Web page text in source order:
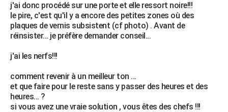
Carte de Noël
Carte Bonne année
Carte Saint-Valentin
Carte Pâques
Carte d'anniversaire
DICTIONNAIRE
Dictionnaire
Biographies
Citations
Expressions
Proverbes
PROGRAMME TV
COPAINS D'AVANT
S'inscrire
Se connecter
Lycées
Collèges
Primaires
Universités
Entreprises
Service militaire
Avis de recherche
AVIS DE DÉCÈS
FORUM
j'ai donc procédé sur une porte et elle ressort noire!!!
le pire, c'est qu'il y a encore des petites zones où des
plaques de vernis subsistent (cf photo) . Avant de
réinsister... je préfère demander conseil...
j'ai les nerfs!!!
comment revenir à un meilleur ton ...
et que faire pour le reste sans y passer des heures et des
heures... ?
si vous avez une vraie solution , vous êtes des chefs !!!